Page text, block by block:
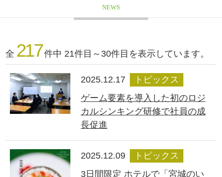
NEWS
全 217 件中 21件目～30件目を表示しています。
2025.12.17
トピックス
ゲーム要素を導入した初のロジ
カルシンキング研修で社員の成
長促進
2025.12.09
トピックス
3日間限定 ホテルで「宮城のい